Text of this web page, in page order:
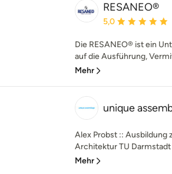
RESANEO®
Durchschnittliche
5,0
Die RESANEO® ist ein
auf die Ausführung,
Mehr
unique
Alex Probst :: Ausbildung
Architektur TU Darmstadt
Mehr